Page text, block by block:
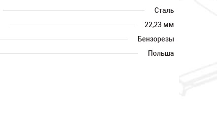
Сталь
22,23 мм
Бензорезы
Польша